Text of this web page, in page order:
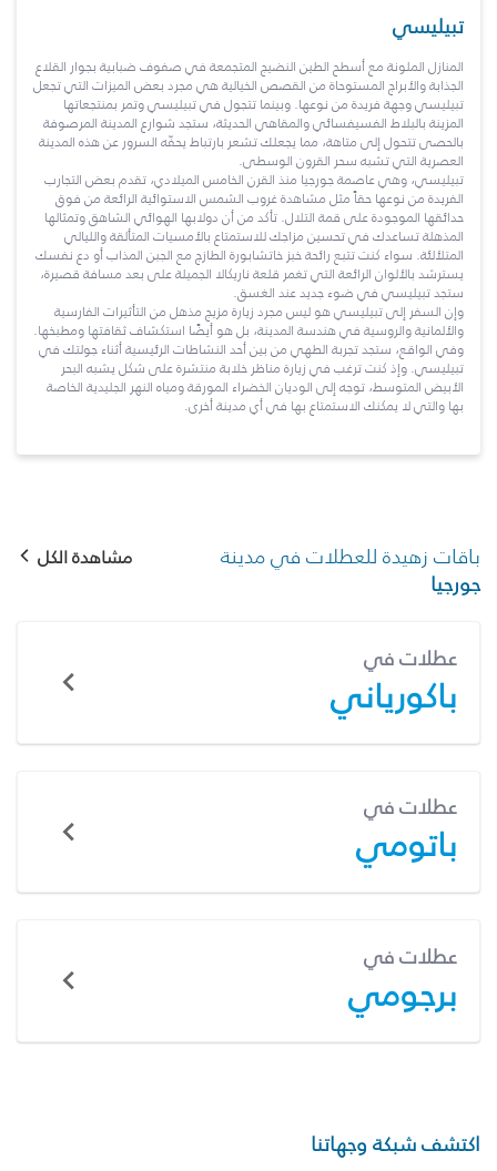
تبيليسي
المنازل الملونة مع أسطح الطين النضيج المتجمعة في صفوف ضبابية بجوار القلاع
الجذابة والأبراج المستوحاة من القصص الخيالية هي مجرد بعض الميزات التي تجعل
تبيليسي وجهة فريدة من نوعها. وبينما تتجول في تبيليسي وتمر بمنتجعاتها
المزينة بالبلاط الفسيفسائي والمقاهي الحديثة، ستجد شوارع المدينة المرصوفة
بالحصى تتحول إلى متاهة، مما يجعلك تشعر بارتباط يحفّه السرور عن هذه المدينة
العصرية التي تشبه سحر القرون الوسطى.
تبيليسي، وهي عاصمة جورجيا منذ القرن الخامس الميلادي، تقدم بعض التجارب
الفريدة من نوعها حقاً مثل مشاهدة غروب الشمس الاستوائية الرائعة من فوق
حدائقها الموجودة على قمة التلال. تأكد من أن دولابها الهوائي الشاهق وتمثالها
المذهلة تساعدك في تحسين مزاجك للاستمتاع بالأمسيات المتألقة والليالي
المتلألئة. سواء كنت تتبع رائحة خبز خاتشابورة الطازج مع الجبن المذاب أو دع نفسك
يسترشد بالألوان الرائعة التي تغمر قلعة ناريكالا الجميلة على بعد مسافة قصيرة،
ستجد تبيليسي في ضوء جديد عند الغسق.
وإن السفر إلى تبيليسي هو ليس مجرد زيارة مزيج مذهل من التأثيرات الفارسية
والألمانية والروسية في هندسة المدينة، بل هو أيضًا استكشاف ثقافتها ومطبخها.
وفي الواقع، ستجد تجربة الطهي من بين أحد النشاطات الرئيسية أثناء جولتك في
تبيليسي. وإذ كنت ترغب في زيارة مناظر خلابة منتشرة على شكل يشبه البحر
الأبيض المتوسط، توجه إلى الوديان الخضراء المورقة ومياه النهر الجليدية الخاصة
بها والتي لا يمكنك الاستمتاع بها في أي مدينة أخرى.
باقات زهيدة للعطلات في مدينة
جورجيا
مشاهدة الكل
عطلات في
باكورياني
عطلات في
باتومي
عطلات في
برجومي
اكتشف شبكة وجهاتنا